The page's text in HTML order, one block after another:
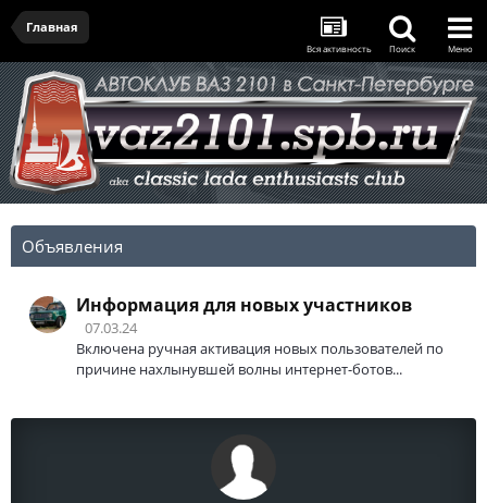
Главная
Вся активность Поиск Меню
Объявления
Информация для новых участников
07.03.24
Включена ручная активация новых пользователей по
причине нахлынувшей волны интернет-ботов...